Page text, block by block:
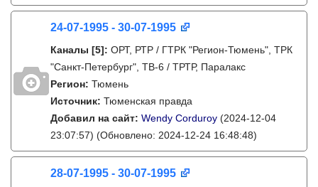
24-07-1995 - 30-07-1995
Каналы [5]: ОРТ, РТР / ГТРК "Регион-Тюмень", ТРК
"Санкт-Петербург", ТВ-6 / ТРТР, Паралакс
Регион: Тюмень
Источник: Тюменская правда
Добавил на сайт: Wendy Corduroy (2024-12-04
23:07:57) (Обновлено: 2024-12-24 16:48:48)
28-07-1995 - 30-07-1995